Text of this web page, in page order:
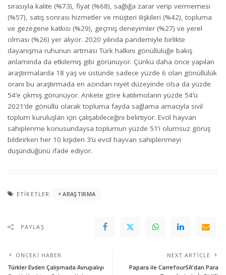
sırasıyla kalite (%73), fiyat (%68), sağlığa zarar verip vermemesi
(%57), satış sonrası hizmetler ve müşteri ilişkileri (%42), topluma
ve gezegene katkısı (%29), geçmiş deneyimler (%27) ve yerel
olması (%26) yer alıyor. 2020 yılında pandemiyle birlikte
dayanışma ruhunun artması Türk halkını gönüllülüğe bakış
anlamında da etkilemiş gibi görünüyor. Çünkü daha önce yapılan
araştırmalarda 18 yaş ve üstünde sadece yüzde 6 olan gönüllülük
oranı bu araştırmada en azından niyet düzeyinde olsa da yüzde
54’e çıkmış görünüyor. Ankete göre katılımcıların yüzde 54’ü
2021’de gönüllü olarak topluma fayda sağlama amacıyla sivil
toplum kuruluşları için çalışabileceğini belirtiyor. Evcil hayvan
sahiplenme konusundaysa toplumun yüzde 51’i olumsuz görüş
bildirirken her 10 kişiden 3’ü evcil hayvan sahiplenmeyi
düşündüğünü ifade ediyor.
ETIKETLER: ARAŞTIRMA
PAYLAŞ
ÖNCEKI HABER
Türkler Evden Çalışmada Avrupalıyı
NEXT ARTICLE
Papara ile CarrefourSA’dan Para